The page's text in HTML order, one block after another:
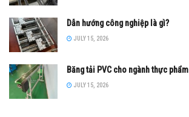
Dẫn hướng công nghiệp là gì?
JULY 15, 2026
Băng tải PVC cho ngành thực phẩm
JULY 15, 2026